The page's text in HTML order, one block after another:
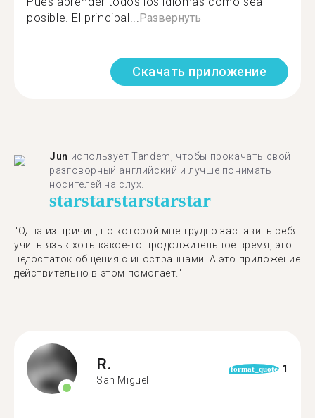
posible. El principal...Развернуть
Скачать приложение
Jun использует Tandem, чтобы прокачать свой
разговорный английский и лучше понимать
носителей на слух.
starstarstarstarstar
"Одна из причин, по которой мне трудно заставить себя
учить язык хоть какое-то продолжительное время, это
недостаток общения с иностранцами. А это приложение
действительно в этом помогает."
R.
San Miguel
format_quote 1